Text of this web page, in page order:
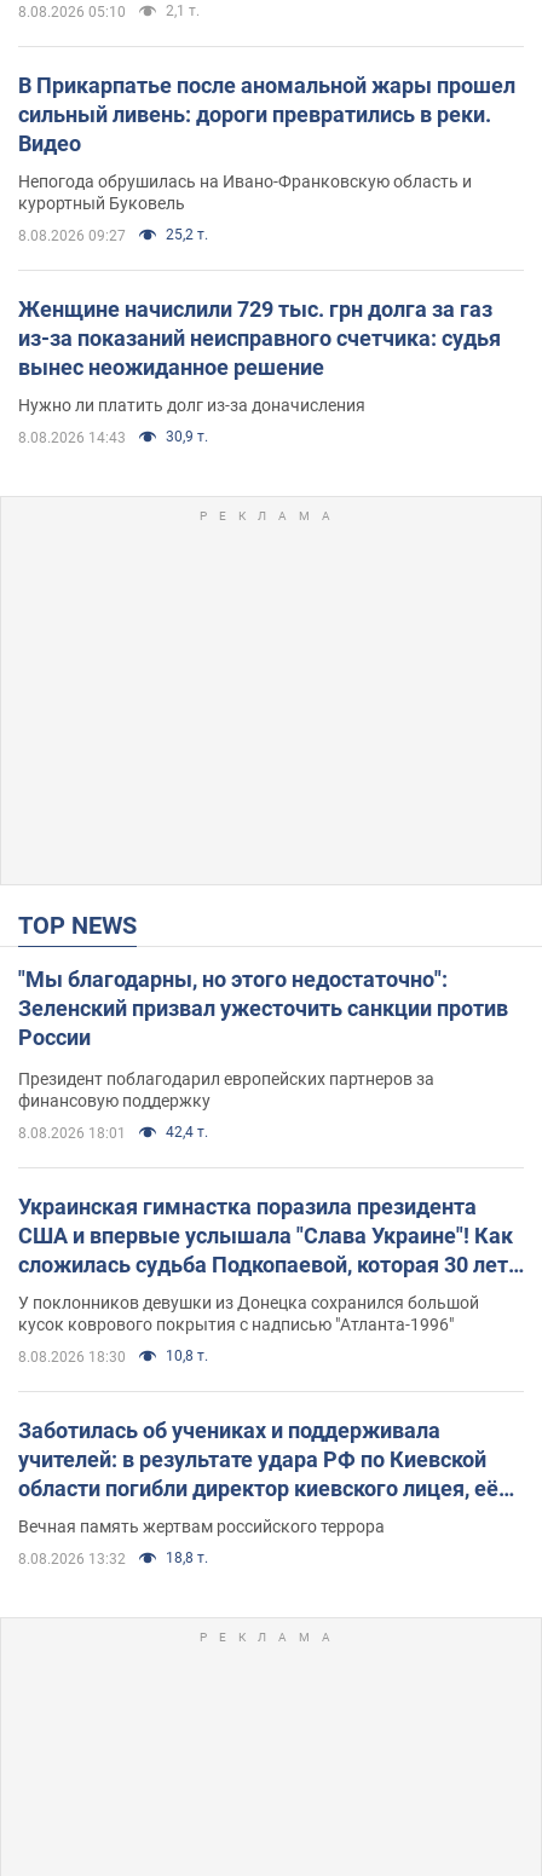
8.08.2026 05:10 2,1 т.
В Прикарпатье после аномальной жары прошел
сильный ливень: дороги превратились в реки.
Видео
Непогода обрушилась на Ивано-Франковскую область и
курортный Буковель
8.08.2026 09:27 25,2 т.
Женщине начислили 729 тыс. грн долга за газ
из-за показаний неисправного счетчика: судья
вынес неожиданное решение
Нужно ли платить долг из-за доначисления
8.08.2026 14:43 30,9 т.
TOP NEWS
"Мы благодарны, но этого недостаточно":
Зеленский призвал ужесточить санкции против
России
Президент поблагодарил европейских партнеров за
финансовую поддержку
8.08.2026 18:01 42,4 т.
Украинская гимнастка поразила президента
США и впервые услышала "Слава Украине"! Как
сложилась судьба Подкопаевой, которая 30 лет
назад завоевала "золото" Олимпиады
У поклонников девушки из Донецка сохранился большой
кусок коврового покрытия с надписью "Атланта-1996"
8.08.2026 18:30 10,8 т.
Заботилась об учениках и поддерживала
учителей: в результате удара РФ по Киевской
области погибли директор киевского лицея, её
муж и внук
Вечная память жертвам российского террора
8.08.2026 13:32 18,8 т.